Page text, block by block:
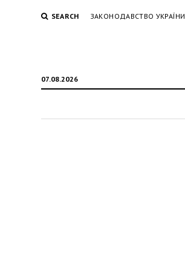
SEARCH ЗАКОНОДАВСТВО УКРАЇНИ
07.08.2026